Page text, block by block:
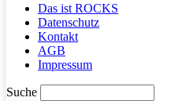
Das ist ROCKS
Datenschutz
Kontakt
AGB
Impressum
Suche